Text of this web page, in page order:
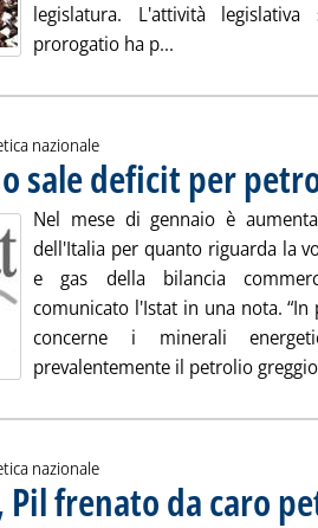
legislatura. L'attività
prorogatio ha p...
nazionale
sale deficit per
Nel mese di gennaio è
dell'Italia per quanto riguarda la
e gas della bilancia
comunicato l'Istat in una nota.
concerne i minerali
prevalentemente il petrolio
nazionale
Pil frenato da caro